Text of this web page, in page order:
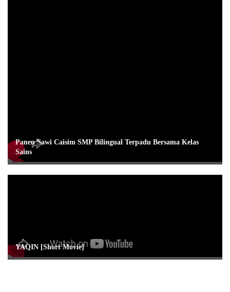
Panen Sawi Caisim SMP Bilingual Terpadu Bersama Kelas
Sains
YAQIN [Short Movie]